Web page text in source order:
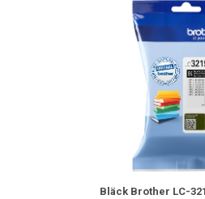
Bläck Brother LC-